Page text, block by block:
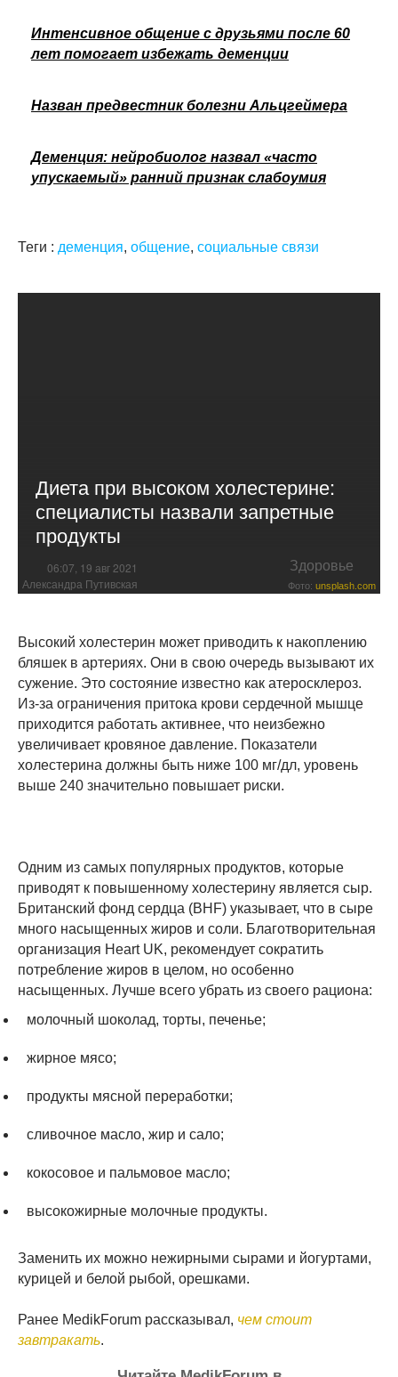
Интенсивное общение с друзьями после 60
лет помогает избежать деменции
Назван предвестник болезни Альцгеймера
Деменция: нейробиолог назвал «часто
упускаемый» ранний признак слабоумия
Теги : деменция, общение, социальные связи
Диета при высоком холестерине:
специалисты назвали запретные
продукты
06:07, 19 авг 2021 Здоровье
Александра Путивская Фото: unsplash.com
Высокий холестерин может приводить к накоплению
бляшек в артериях. Они в свою очередь вызывают их
сужение. Это состояние известно как атеросклероз.
Из-за ограничения притока крови сердечной мышце
приходится работать активнее, что неизбежно
увеличивает кровяное давление. Показатели
холестерина должны быть ниже 100 мг/дл, уровень
выше 240 значительно повышает риски.
Одним из самых популярных продуктов, которые
приводят к повышенному холестерину является сыр.
Британский фонд сердца (BHF) указывает, что в сыре
много насыщенных жиров и соли. Благотворительная
организация Heart UK, рекомендует сократить
потребление жиров в целом, но особенно
насыщенных. Лучше всего убрать из своего рациона:
молочный шоколад, торты, печенье;
жирное мясо;
продукты мясной переработки;
сливочное масло, жир и сало;
кокосовое и пальмовое масло;
высокожирные молочные продукты.
Заменить их можно нежирными сырами и йогуртами,
курицей и белой рыбой, орешками.
Ранее MedikForum рассказывал, чем стоит
завтракать.